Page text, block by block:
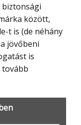
biztonsági
között,
t is (de néhány
jövőbeni
is
tovább